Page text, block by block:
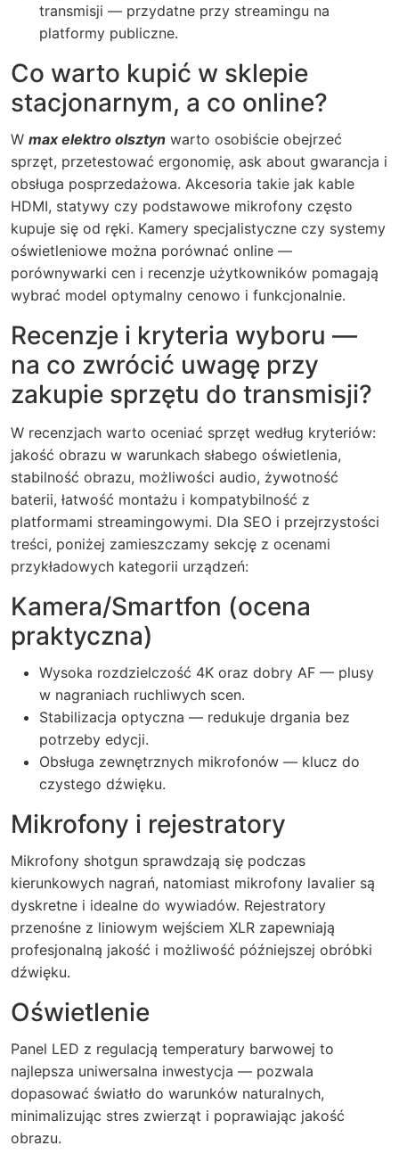
transmisji — przydatne przy streamingu na
platformy publiczne.
Co warto kupić w sklepie
stacjonarnym, a co online?
W max elektro olsztyn warto osobiście obejrzeć
sprzęt, przetestować ergonomię, ask about gwarancja i
obsługa posprzedażowa. Akcesoria takie jak kable
HDMI, statywy czy podstawowe mikrofony często
kupuje się od ręki. Kamery specjalistyczne czy systemy
oświetleniowe można porównać online —
porównywarki cen i recenzje użytkowników pomagają
wybrać model optymalny cenowo i funkcjonalnie.
Recenzje i kryteria wyboru —
na co zwrócić uwagę przy
zakupie sprzętu do transmisji?
W recenzjach warto oceniać sprzęt według kryteriów:
jakość obrazu w warunkach słabego oświetlenia,
stabilność obrazu, możliwości audio, żywotność
baterii, łatwość montażu i kompatybilność z
platformami streamingowymi. Dla SEO i przejrzystości
treści, poniżej zamieszczamy sekcję z ocenami
przykładowych kategorii urządzeń:
Kamera/Smartfon (ocena
praktyczna)
Wysoka rozdzielczość 4K oraz dobry AF — plusy
w nagraniach ruchliwych scen.
Stabilizacja optyczna — redukuje drgania bez
potrzeby edycji.
Obsługa zewnętrznych mikrofonów — klucz do
czystego dźwięku.
Mikrofony i rejestratory
Mikrofony shotgun sprawdzają się podczas
kierunkowych nagrań, natomiast mikrofony lavalier są
dyskretne i idealne do wywiadów. Rejestratory
przenośne z liniowym wejściem XLR zapewniają
profesjonalną jakość i możliwość późniejszej obróbki
dźwięku.
Oświetlenie
Panel LED z regulacją temperatury barwowej to
najlepsza uniwersalna inwestycja — pozwala
dopasować światło do warunków naturalnych,
minimalizując stres zwierząt i poprawiając jakość
obrazu.